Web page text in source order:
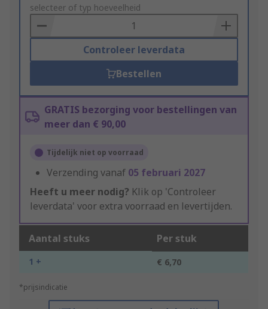
to
Basket
selecteer of typ hoeveelheid
Controleer leverdata
Bestellen
GRATIS bezorging voor bestellingen van
meer dan € 90,00
Tijdelijk niet op voorraad
Verzending vanaf 05 februari 2027
Heeft u meer nodig? Klik op 'Controleer
leverdata' voor extra voorraad en levertijden.
Aantal stuks Per stuk
1 + € 6,70
*prijsindicatie